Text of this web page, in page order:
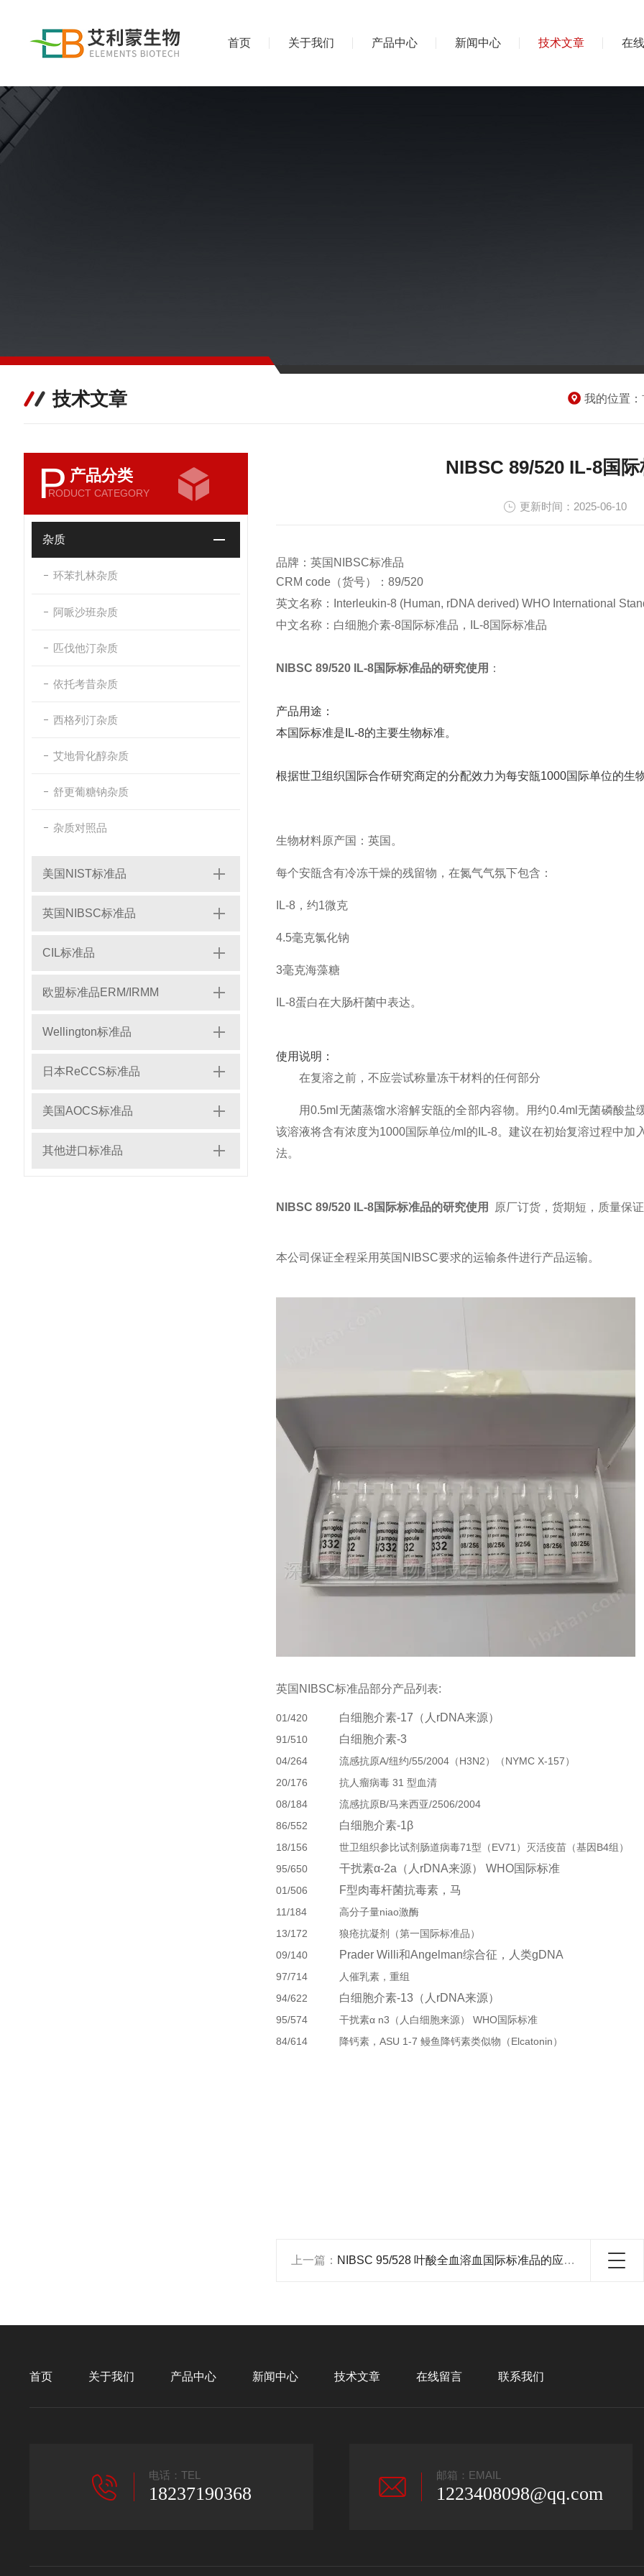
首页 关于我们 产品中心 新闻中心 技术文章 在
技术文章 我的位置：
P 产品分类
RODUCT CATEGORY
杂质
环苯扎林杂质
阿哌沙班杂质
匹伐他汀杂质
依托考昔杂质
西格列汀杂质
艾地骨化醇杂质
舒更葡糖钠杂质
杂质对照品
美国NIST标准品
英国NIBSC标准品
CIL标准品
欧盟标准品ERM/IRMM
Wellington标准品
日本ReCCS标准品
美国AOCS标准品
其他进口标准品
NIBSC 89/520 IL-8国
更新时间：2025-06-10
品牌：英国NIBSC标准品
CRM code（货号）：89/520
英文名称：Interleukin-8 (Human, rDNA derived) WHO International
中文名称：白细胞介素-8国际标准品，IL-8国际标准品
NIBSC 89/520 IL-8国际标准品的研究使用 ：
产品用途：
本国际标准是IL-8的主要生物标准。
根据世卫组织国际合作研究商定的分配效力为每安瓿1000国际单位的生
生物材料原产国：英国。
每个安瓿含有冷冻干燥的残留物，在氮气气氛下包含：
IL-8，约1微克
4.5毫克氯化钠
3毫克海藻糖
IL-8蛋白在大肠杆菌中表达。
使用说明：
在复溶之前，不应尝试称量冻干材料的任何部分
用0.5ml无菌蒸馏水溶解安瓿的全部内容物。用约0.4ml无菌磷酸
该溶液将含有浓度为1000国际单位/ml的IL-8。建议在初始复溶过程中
法。
NIBSC 89/520 IL-8国际标准品的研究使用 原厂订货，货期短，质量保
本公司保证全程采用英国NIBSC要求的运输条件进行产品运输。
英国NIBSC标准品部分产品列表:
01/420 白细胞介素-17 （人 rDNA来源）
91/510 白细胞介素-3
04/264
流感抗原A/纽约/55/2004（H3N2）（NYMC X-157）
20/176
抗人瘤病毒 31 型血清
08/184
流感抗原B/马来西亚/2506/2004
86/552
白细胞介素-1β
18/156
世卫组织参比试剂肠道病毒71型（EV71）灭活疫苗（基因B4组）
95/650
干扰素α-2a （人 rDNA来源） WHO国际标准
01/506 F型肉毒杆菌抗毒素，马
11/184
高分子量niao激酶
13/172
狼疮抗凝剂（第一国际标准品）
09/140
Prader Willi和Angelman综合征，人类gDNA
97/714
人催乳素，重组
94/622
白细胞介素-13 （人 rDNA来源）
95/574
干扰素α n3（人白细胞来源） WHO国际标准
84/614
降钙素，ASU 1-7 鳗鱼降钙素类似物（Elcatonin）
上一篇： NIBSC 95/528 叶酸全血溶血国际标准品的应用介绍
首页 关于我们 产品中心 新闻中心 技术文章 在线留言 联系我们
电话：TEL
18237190368
邮箱：EMAIL
1223408098@qq.com